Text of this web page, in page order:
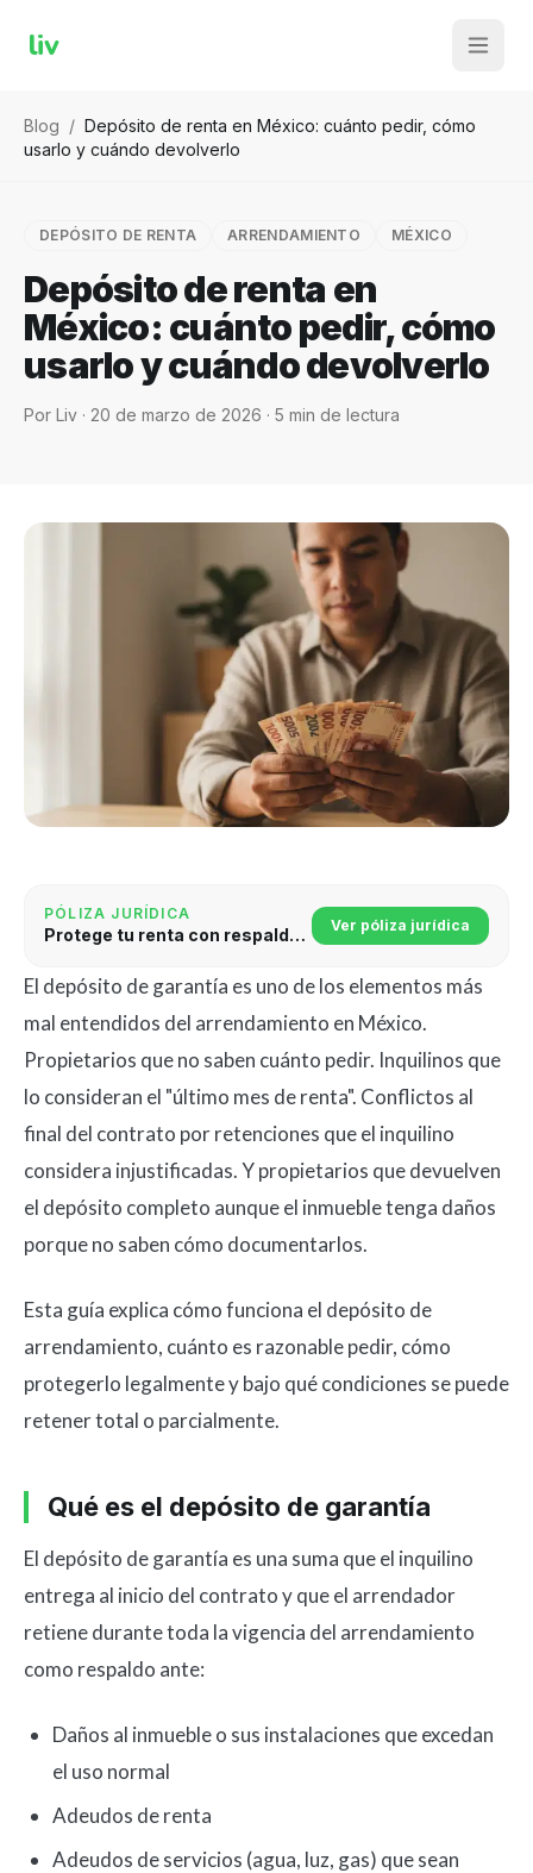
liv
Blog / Depósito de renta en México: cuánto pedir, cómo
usarlo y cuándo devolverlo
DEPÓSITO DE RENTA ARRENDAMIENTO MÉXICO
Depósito de renta en
México: cuánto pedir, cómo
usarlo y cuándo devolverlo
Por Liv · 20 de marzo de 2026 · 5 min de lectura
El depósito de garantía es uno de los elementos más
mal entendidos del arrendamiento en México.
Propietarios que no saben cuánto pedir. Inquilinos que
lo consideran el "último mes de renta". Conflictos al
final del contrato por retenciones que el inquilino
considera injustificadas. Y propietarios que devuelven
el depósito completo aunque el inmueble tenga daños
porque no saben cómo documentarlos.
Esta guía explica cómo funciona el depósito de
arrendamiento, cuánto es razonable pedir, cómo
protegerlo legalmente y bajo qué condiciones se puede
retener total o parcialmente.
Qué es el depósito de garantía
El depósito de garantía es una suma que el inquilino
entrega al inicio del contrato y que el arrendador
retiene durante toda la vigencia del arrendamiento
como respaldo ante:
Daños al inmueble o sus instalaciones que excedan
el uso normal
Adeudos de renta
Adeudos de servicios (agua, luz, gas) que sean
PÓLIZA JURÍDICA
Protege tu renta con respaldo jurídico Ver póliza jurídica